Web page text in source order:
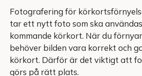
Fotografering för
tar ett nytt foto som ska
kommande körkort. När du
behöver bilden vara korrekt och
körkort. Därför är det viktigt att
görs på rätt plats.